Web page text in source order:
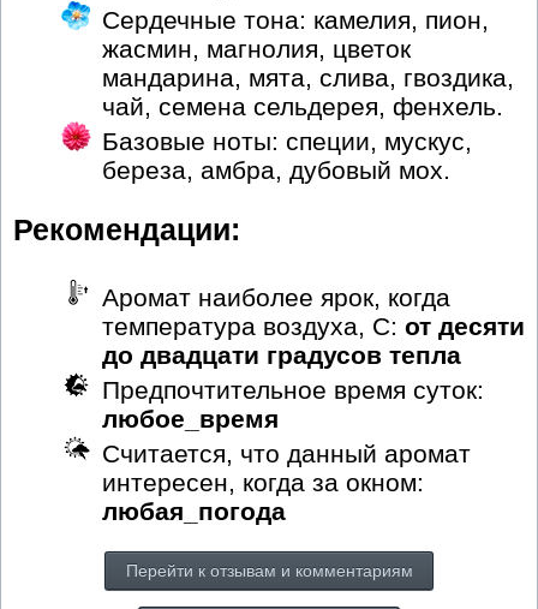
Сердечные тона: камелия, пион,
жасмин, магнолия, цветок
мандарина, мята, слива, гвоздика,
чай, семена сельдерея, фенхель.
Базовые ноты: специи, мускус,
береза, амбра, дубовый мох.
Рекомендации:
Аромат наиболее ярок, когда
температура воздуха, С: от десяти
до двадцати градусов тепла
Предпочтительное время суток:
любое_время
Считается, что данный аромат
интересен, когда за окном:
любая_погода
Перейти к отзывам и комментариям